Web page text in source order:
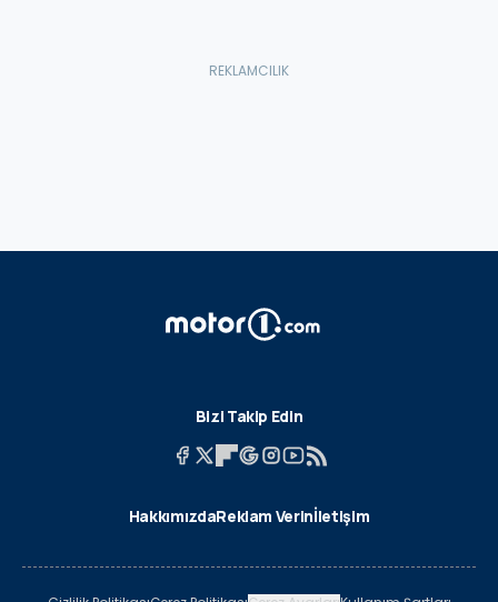
Bizi Takip Edin
HakkımızdaReklam Verinİletişim